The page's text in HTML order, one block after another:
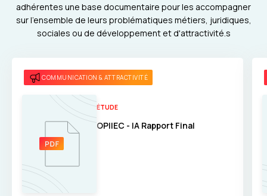
adhérentes une base documentaire pour les accompagner
sur l'ensemble de leurs problématiques métiers, juridiques,
sociales ou de développement et d'attractivité.s
COMMUNICATION & ATTRACTIVITÉ
ÉTUDE
OPIIEC - IA Rapport Final